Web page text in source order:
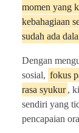
momen yang
kebahagiaan
sudah ada
Dengan
sosial, fokus
rasa syukur ,
sendiri yang
pencapaian